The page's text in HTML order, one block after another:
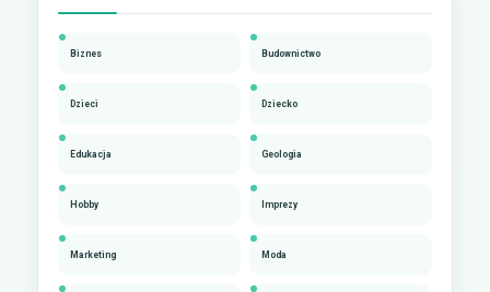
Biznes Budownictwo
Dzieci Dziecko
Edukacja Geologia
Hobby Imprezy
Marketing Moda